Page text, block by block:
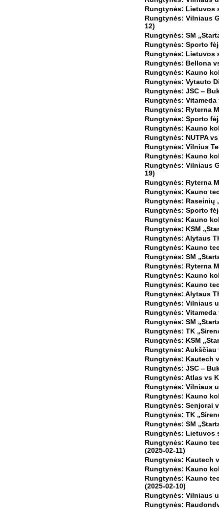
Rungtynės: Lietuvos
Rungtynės: Vilniaus
12)
Rungtynės: SM
Rungtynės: Sporto
Rungtynės: Lietuvos
Rungtynės: Bellona
Rungtynės: Kauno
Rungtynės: Vytauto
Rungtynės: JSC ‒
Rungtynės: Vitameda
Rungtynės: Ryterna
Rungtynės: Sporto
Rungtynės: Kauno
Rungtynės: NUTPA
Rungtynės: Vilnius
Rungtynės: Kauno
Rungtynės: Vilniaus
19)
Rungtynės: Ryterna
Rungtynės: Kauno
Rungtynės: Raseinių
Rungtynės: Sporto
Rungtynės: Kauno
Rungtynės: KSM
Rungtynės: Alytaus
Rungtynės: Kauno
Rungtynės: SM
Rungtynės: Ryterna
Rungtynės: Kauno
Rungtynės: Kauno
Rungtynės: Alytaus
Rungtynės: Vilniaus
Rungtynės: Vitameda
Rungtynės: SM
Rungtynės: TK
Rungtynės: KSM
Rungtynės: Aukščiau
Rungtynės: Kautech
Rungtynės: JSC ‒
Rungtynės: Atlas vs
Rungtynės: Vilniaus
Rungtynės: Kauno
Rungtynės: Senjorai
Rungtynės: TK
Rungtynės: SM
Rungtynės: Lietuvos
Rungtynės: Kauno
(2025-02-11)
Rungtynės: Kautech
Rungtynės: Kauno
Rungtynės: Kauno
(2025-02-10)
Rungtynės: Vilniaus
Rungtynės: